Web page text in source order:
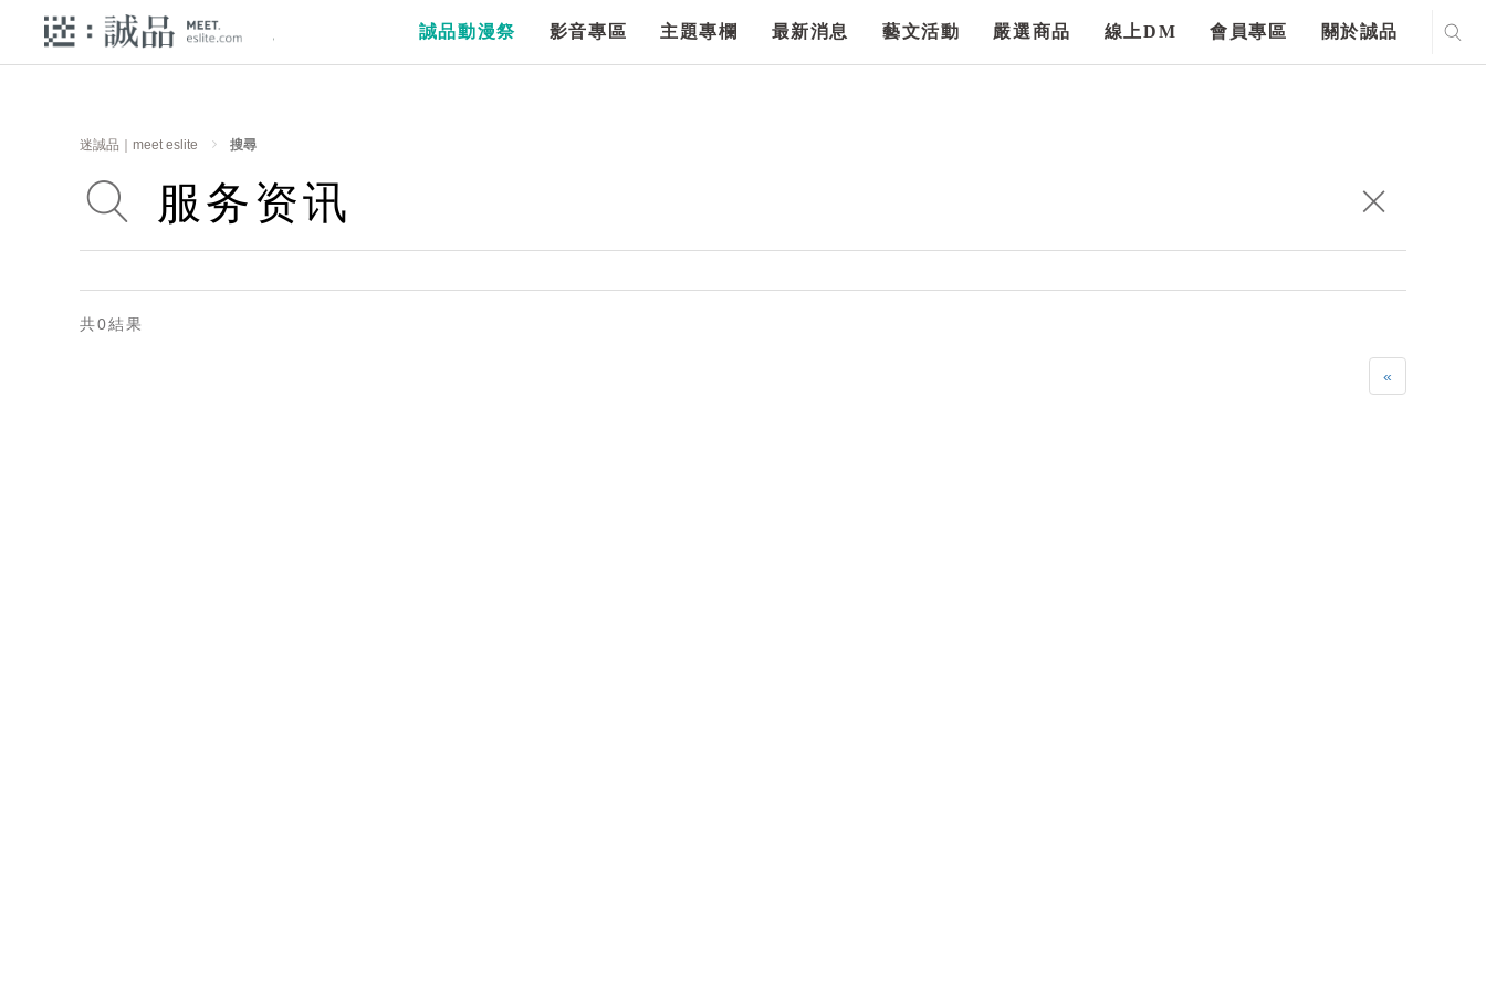
誠品動漫祭 影音專區 主題專欄 最新消息 藝文活動 嚴選商品 線上DM 會員專區 關於誠品
迷誠品｜meet eslite 搜尋
共0結果
«